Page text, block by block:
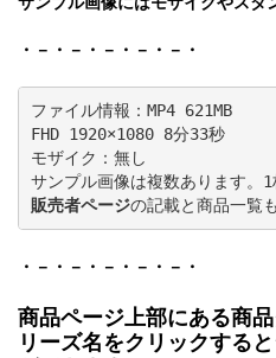
P」
・－・－・－・－・－・
ファイル情報：MP4 621MB
FHD 1920×1080 8分33秒
モザイク：無し
販売者ページの記載と商品一覧
・－・－・－・－・－・
商品ページ上部にある商
リーズ名をクリックする